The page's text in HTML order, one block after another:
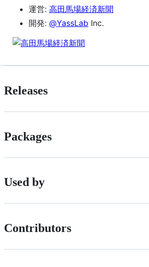
運営: 高田馬場経済新聞
開発: @YassLab Inc.
Releases
Packages
Used by
Contributors